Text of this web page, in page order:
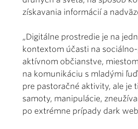
získavania informácií a
„Digitálne prostredie je na
kontextom účasti na
aktívnom občianstve,
na komunikáciu s mladými
pre pastoračné aktivity, ale je
samoty, manipulácie,
po extrémne prípady dark